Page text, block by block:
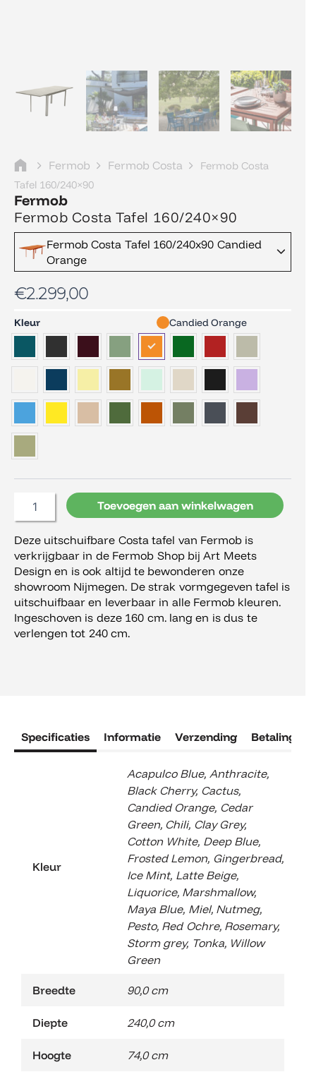
Fermob Fermob Costa
Fermob Costa
Tafel 160/240×90
Fermob
Fermob Costa Tafel 160/240×90
Fermob Costa Tafel 160/240x90 Candied
Orange
€2.299,00
Kleur Candied Orange
Fermob
Costa
Toevoegen aan winkelwagen
Deze uitschuifbare Costa tafel van Fermob is
verkrijgbaar in de Fermob Shop bij Art Meets
Design en is ook altijd te bewonderen onze
showroom Nijmegen. De strak vormgegeven tafel is
uitschuifbaar en leverbaar in alle Fermob kleuren.
Ingeschoven is deze 160 cm. lang en is dus te
verlengen tot 240 cm.
Specificaties Informatie Verzending Betaling
Kleur
Acapulco Blue, Anthracite,
Black Cherry, Cactus,
Candied Orange, Cedar
Green, Chili, Clay Grey,
Cotton White, Deep Blue,
Frosted Lemon, Gingerbread,
Ice Mint, Latte Beige,
Liquorice, Marshmallow,
Maya Blue, Miel, Nutmeg,
Pesto, Red Ochre, Rosemary,
Storm grey, Tonka, Willow
Green
Breedte 90,0 cm
Diepte 240,0 cm
Hoogte 74,0 cm